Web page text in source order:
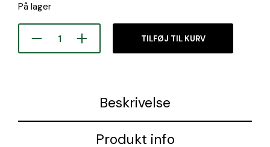
pris
var:
pris
På lager
TILFØJ TIL KURV
Beskrivelse
Produkt info